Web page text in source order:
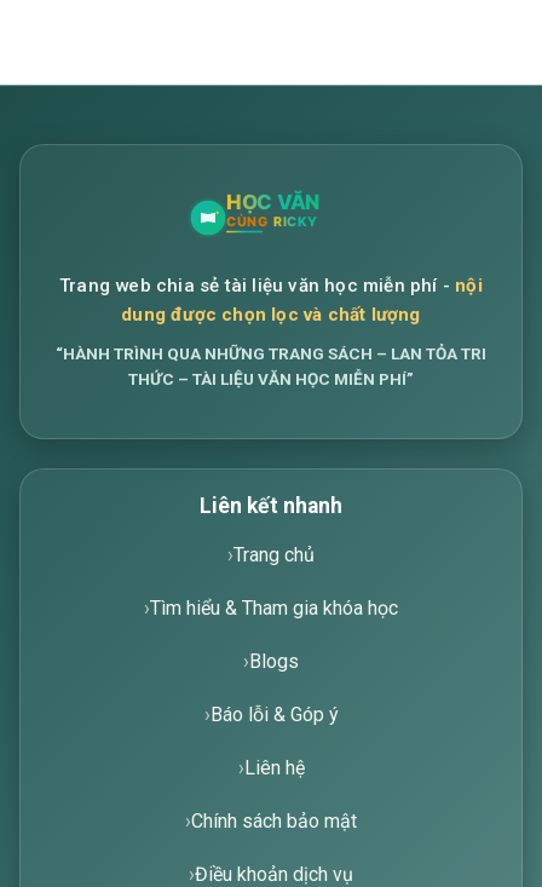
Trang web chia sẻ tài liệu văn học miễn phí - nội
dung được chọn lọc và chất lượng
“HÀNH TRÌNH QUA NHỮNG TRANG SÁCH – LAN TỎA TRI
THỨC – TÀI LIỆU VĂN HỌC MIỄN PHÍ”
Liên kết nhanh
Trang chủ
Tìm hiểu & Tham gia khóa học
Blogs
Báo lỗi & Góp ý
Liên hệ
Chính sách bảo mật
Điều khoản dịch vụ